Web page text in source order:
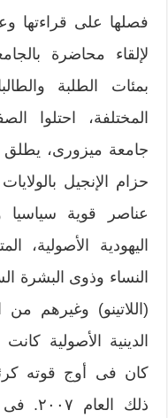
فصلها على قراءتها
لإلقاء محاضرة
بمئات الطلبة
المختلفة، احتلوا
جامعة ميزورى،
حزام الإنجيل
عناصر قوية سياسيا
اليهودية الأصولية،
النساء وذوى البشرة
(اللاتينو) وغيرهم من
الدينية الأصولية
كان فى أوج قوته
ذلك